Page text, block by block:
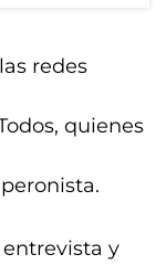
redes
quienes
y